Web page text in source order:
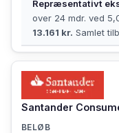
Repræsentativt
over 24 mdr. ved
13.161 kr. Samlet
Santander